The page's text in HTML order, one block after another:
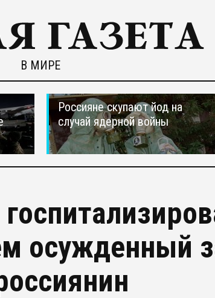
В МИРЕ
Россияне скупают йод на
случай ядерной войны
осужденный